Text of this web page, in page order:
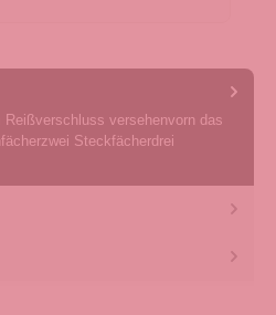
versehenvorn das
Steckfächerdrei